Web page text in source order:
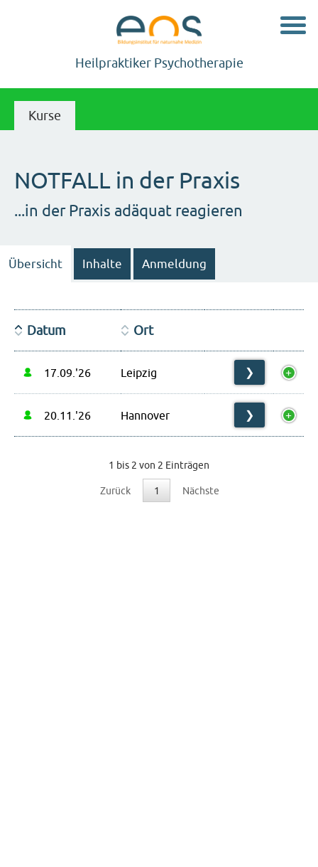
Heilpraktiker Psychotherapie
Kurse
NOTFALL in der Praxis
...in der Praxis adäquat reagieren
Übersicht Inhalte Anmeldung
Datum Ort
17.09.'26 Leipzig ❯
20.11.'26 Hannover ❯
1 bis 2 von 2 Einträgen
Zurück 1 Nächste